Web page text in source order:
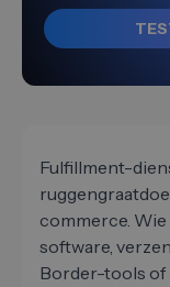
Fulfillment-
commerce.
software,
Border-tools of